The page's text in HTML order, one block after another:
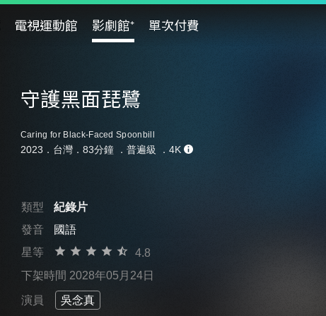
電視運動館 影劇館⁺ 單次付費
守護黑面琵鷺
Caring for Black-Faced Spoonbill
2023．台灣．83分鐘 ． 普遍級 ．4K
類型
紀錄片
發音
國語
星等
4.8
下架時間 2028年05月24日
演員 吳念真